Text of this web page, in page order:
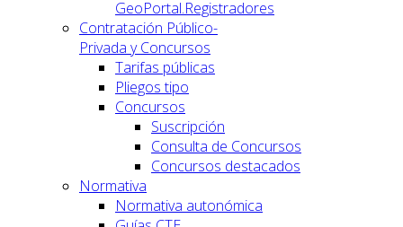
GeoPortal.Registradores
Contratación Público-
Privada y Concursos
Tarifas públicas
Pliegos tipo
Concursos
Suscripción
Consulta de Concursos
Concursos destacados
Normativa
Normativa autonómica